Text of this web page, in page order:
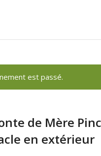
est passé.
de Mère
en extérieur